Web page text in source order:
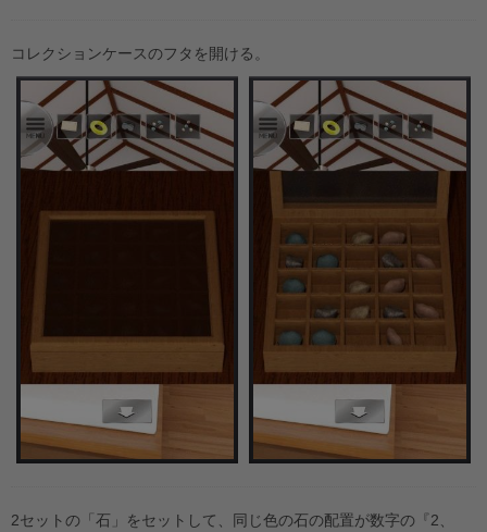
コレクションケースのフタを開ける。
2セットの「石」をセットして、同じ色の石の配置が数字の『2、